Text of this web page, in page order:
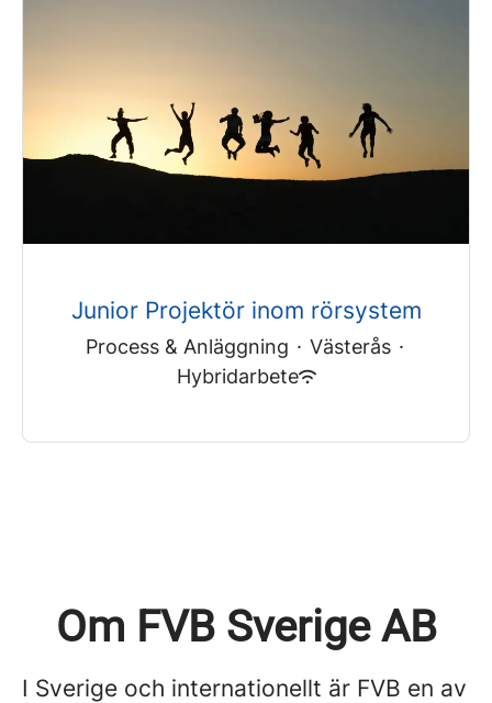
Junior Projektör inom rörsystem
Process & Anläggning · Västerås ·
Hybridarbete
Om FVB Sverige AB
I Sverige och internationellt är FVB en av